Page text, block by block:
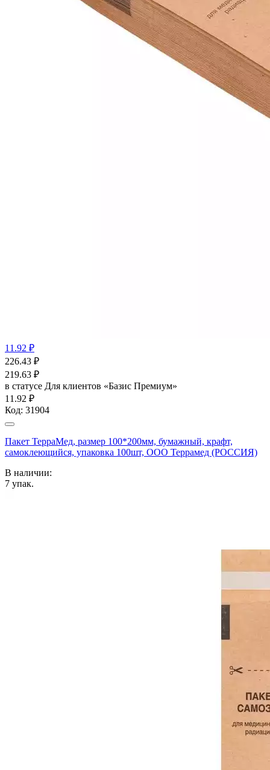
11.92 ₽
226.43 ₽
219.63 ₽
в статусе Для клиентов «Базис Премиум»
11.92 ₽
Код: 31904
Пакет ТерраМед, размер 100*200мм, бумажный, крафт,
самоклеющийся, упаковка 100шт, ООО Террамед (РОССИЯ)
В наличии:
7 упак.